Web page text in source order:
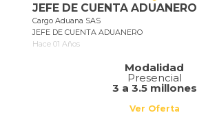
JEFE DE CUENTA ADUANERO
Cargo Aduana SAS
JEFE DE CUENTA ADUANERO
Hace 01 Años
Modalidad
Presencial
3 a 3.5 millones
Ver Oferta